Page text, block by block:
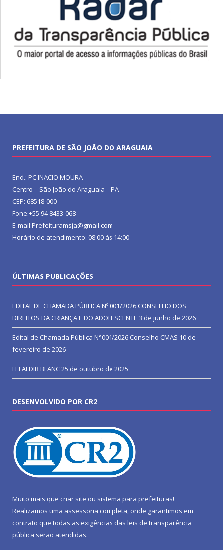
PREFEITURA DE SÃO JOÃO DO ARAGUAIA
End.: PC INACIO MOURA
Centro – São João do Araguaia – PA
CEP: 68518-000
Fone:+55 94 8433-068
E-mail:Prefeituramsja@gmail.com
Horário de atendimento: 08:00 às 14:00
ÚLTIMAS PUBLICAÇÕES
EDITAL DE CHAMADA PÚBLICA Nº 001/2026 CONSELHO DOS
DIREITOS DA CRIANÇA E DO ADOLESCENTE 3 de junho de 2026
Edital de Chamada Pública N°001/2026 Conselho CMAS 10 de
fevereiro de 2026
LEI ALDIR BLANC25 de outubro de 2025
DESENVOLVIDO POR CR2
Muito mais que criar site ou sistema para prefeituras!
Realizamos uma assessoria completa, onde garantimos em
contrato que todas as exigências das leis de transparência
pública serão atendidas.